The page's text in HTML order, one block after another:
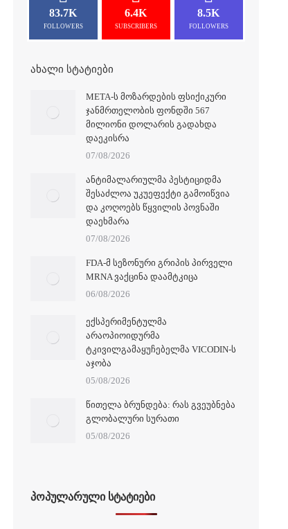
83.7K
FOLLOWERS
6.4K
SUBSCRIBERS
8.5K
FOLLOWERS
ᲐᲮᲐᲚᲘ ᲡᲢᲐᲢᲘᲔᲑᲘ
META-Ს ᲛᲝᲖᲐᲠᲓᲔᲑᲘᲡ ᲤᲡᲘᲥᲘᲙᲣᲠᲘ
ᲯᲐᲜᲛᲠᲗᲔᲚᲝᲑᲘᲡ ᲤᲝᲜᲓᲨᲘ 567
ᲛᲘᲚᲘᲝᲜᲘ ᲓᲝᲚᲐᲠᲘᲡ ᲒᲐᲓᲐᲮᲓᲐ
ᲓᲐᲔᲙᲘᲡᲠᲐ
07/08/2026
ᲐᲜᲢᲘᲛᲐᲚᲐᲠᲘᲣᲚᲛᲐ ᲞᲔᲡᲢᲘᲪᲘᲓᲛᲐ
ᲨᲔᲡᲐᲫᲚᲝᲐ ᲣᲙᲣᲔᲤᲔᲥᲢᲘ ᲒᲐᲛᲝᲘᲬᲕᲘᲐ
ᲓᲐ ᲙᲝᲦᲝᲔᲑᲡ ᲬᲧᲕᲘᲚᲘᲡ ᲞᲝᲕᲜᲐᲨᲘ
ᲓᲐᲔᲮᲛᲐᲠᲐ
07/08/2026
FDA-Მ ᲡᲔᲖᲝᲜᲣᲠᲘ ᲒᲠᲘᲞᲘᲡ ᲞᲘᲠᲕᲔᲚᲘ
MRNA ᲕᲐᲥᲪᲘᲜᲐ ᲓᲐᲐᲛᲢᲙᲘᲪᲐ
06/08/2026
ᲔᲥᲡᲞᲔᲠᲘᲛᲔᲜᲢᲣᲚᲛᲐ
ᲐᲠᲐᲝᲞᲘᲝᲘᲓᲣᲠᲛᲐ
ᲢᲙᲘᲕᲘᲚᲒᲐᲛᲐᲧᲣᲩᲔᲑᲔᲚᲛᲐ VICODIN-Ს
ᲐᲯᲝᲑᲐ
05/08/2026
ᲬᲘᲗᲔᲚᲐ ᲑᲠᲣᲜᲓᲔᲑᲐ: ᲠᲐᲡ ᲒᲕᲔᲣᲑᲜᲔᲑᲐ
ᲒᲚᲝᲑᲐᲚᲣᲠᲘ ᲡᲣᲠᲐᲗᲘ
05/08/2026
ᲞᲝᲞᲣᲚᲐᲠᲣᲚᲘ ᲡᲢᲐᲢᲘᲔᲑᲘ